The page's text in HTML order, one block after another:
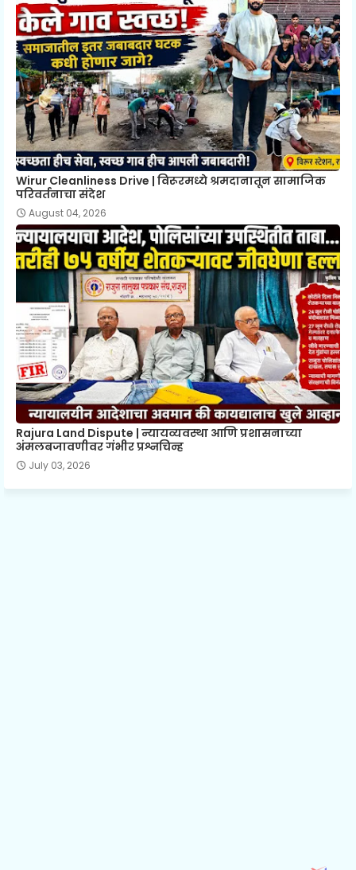
Wirur Cleanliness Drive | विरूरमध्ये श्रमदानातून सामाजिक
परिवर्तनाचा संदेश
August 04, 2026
Rajura Land Dispute | न्यायव्यवस्था आणि प्रशासनाच्या
अंमलबजावणीवर गंभीर प्रश्नचिन्ह
July 03, 2026